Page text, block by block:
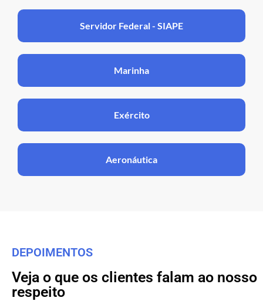
Servidor Federal - SIAPE
Marinha
Exército
Aeronáutica
DEPOIMENTOS
Veja o que os clientes falam ao nosso
respeito